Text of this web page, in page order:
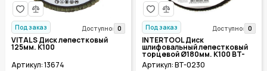
Под заказ Доступно: 0
VITALS Диск лепестковый
125мм. К100
Артикул: 13674
Под заказ Доступно: 0
INTERTOOL Диск
шлифовальный лепестковый
торцевой Ø180мм. К100 BT-
0230
Артикул: BT-0230